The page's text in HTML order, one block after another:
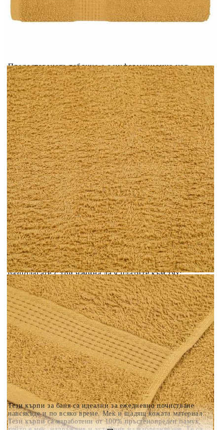
Тези кърпи за баня са идеални за ежедневно почистване
навсякъде и по всяко време. Мек и щадящ кожата материал:
Тези кърпи са изработени от 100% пръстенопреден памук,
вноски на кредита.
Предоставената таблица е с информационна цел.
Добавете продукта в количката си с бутона "Добави в
количката" и при поръчка ще можете да изберете броя
вноски на кредита.
Предоставената таблица е с информационна цел.
Добавете продукта в количката си с бутона "Добави в
количката" и при поръчка ще можете да изберете броя
вноски на кредита.
Предоставената таблица е с информационна цел.
Добавете продукта в количката си с бутона "Добави в
количката" и при поръчка ще можете да изберете броя
вноски на кредита.
Предоставената таблица е с информационна цел.
Добавете продукта в количката си с бутона "Добави в
количката" и при поръчка ще можете да изберете броя
вноски на кредита.
Когато плащате с NewPay, всъщност NewPay плаща
поръчката Ви вместо Вас. Вие я получавате и
разполагате с три начина да я платите към тях:
Отложено до 30 дни от момента на изпращане на
поръчката без оскъпяване. За покупки на стойност до
400 лв. / €204,52
Плащане на 4 вноски. Заплащате 20% от стойността на
поръчката си на момента с карта. Останалата сума се
разделя на 3 равни месечни вноски без оскъпяване. За
покупки на стойност до 1000 лв. / €511.31
Плащане на 6 вноски. Стойността на поръчката се
разпределя в 6 равни месечни вноски с оскъпяване. За
покупки на стойност до 2000 лв. / €1022.61